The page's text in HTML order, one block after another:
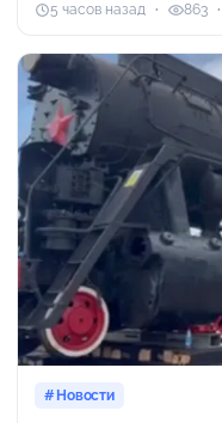
5 часов назад 863
Новости